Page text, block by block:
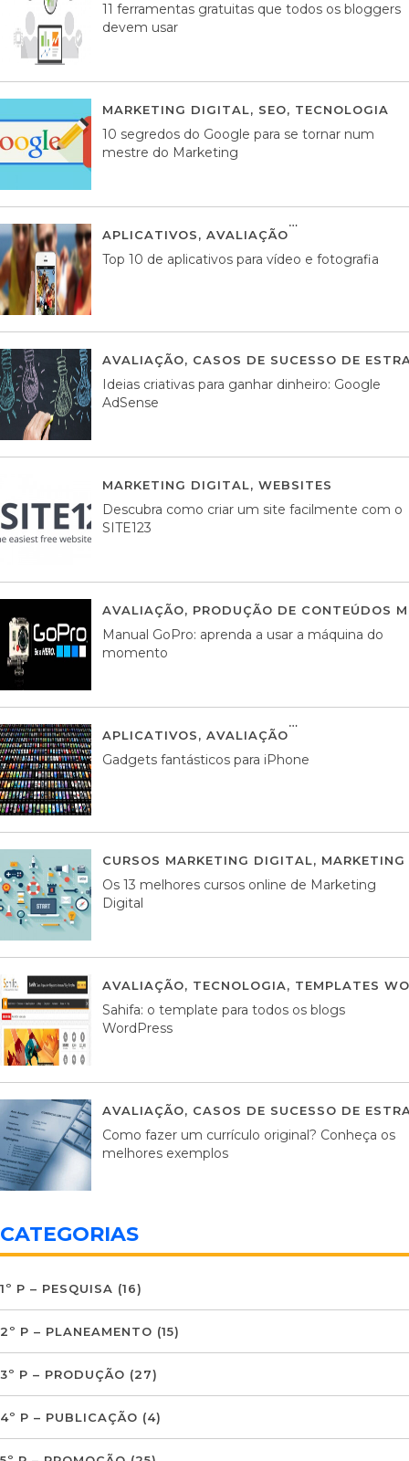
11 ferramentas gratuitas que todos os bloggers
devem usar
MARKETING DIGITAL, SEO, TECNOLOGIA
10 segredos do Google para se tornar num
mestre do Marketing
APLICATIVOS, AVALIAÇÃO
Top 10 de aplicativos para vídeo e fotografia
AVALIAÇÃO, CASOS DE SUCESSO DE
Ideias criativas para ganhar dinheiro: Google
AdSense
MARKETING DIGITAL, WEBSITES
Descubra como criar um site facilmente com o
SITE123
AVALIAÇÃO, PRODUÇÃO DE CONTEÚDOS
Manual GoPro: aprenda a usar a máquina do
momento
APLICATIVOS, AVALIAÇÃO
Gadgets fantásticos para iPhone
CURSOS MARKETING DIGITAL,
Os 13 melhores cursos online de Marketing
Digital
AVALIAÇÃO, TECNOLOGIA, TEMPLATES
Sahifa: o template para todos os blogs
WordPress
AVALIAÇÃO, CASOS DE SUCESSO DE
Como fazer um currículo original? Conheça os
melhores exemplos
CATEGORIAS
1º P – PESQUISA (16)
2º P – PLANEAMENTO (15)
3º P – PRODUÇÃO (27)
4º P – PUBLICAÇÃO (4)